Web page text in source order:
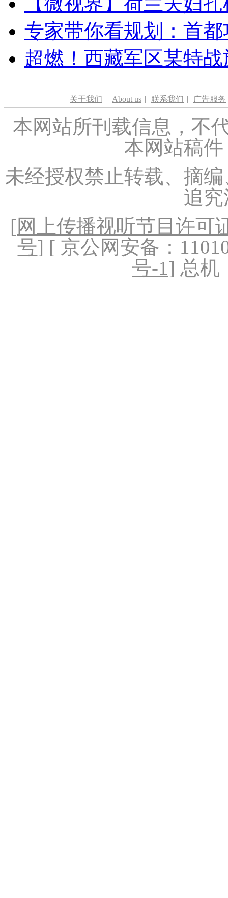
专家带你看规划：首
超燃！西藏军区某特
关于我们 | About us | 联系我们 | 广告服务
本网站所刊载信息，不
本网站稿
未经授权禁止转载、摘
追
[网上传播视听节目许可
号] [ 京公网安备：
号-1] 总机